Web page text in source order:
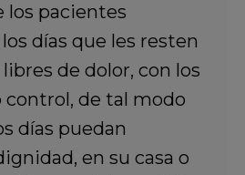
los pacientes
días que les resten
de dolor, con los
control, de tal modo
días puedan
en su casa o